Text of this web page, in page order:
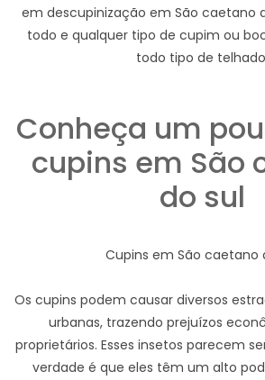
em descupinização em São caetano
todo e qualquer tipo de cupim ou
todo tipo de
Conheça um
cupins em São
do sul
Cupins em São caetano
Os cupins podem causar diversos
urbanas, trazendo prejuízos
proprietários. Esses insetos parecem
verdade é que eles têm um alto